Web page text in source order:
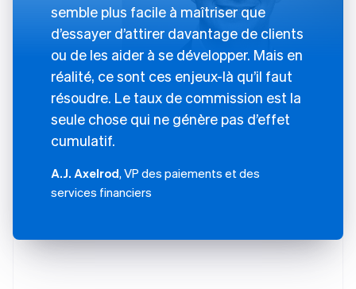
semble plus facile à maîtriser que
d’essayer d’attirer davantage de clients
ou de les aider à se développer. Mais en
réalité, ce sont ces enjeux-là qu’il faut
résoudre. Le taux de commission est la
seule chose qui ne génère pas d’effet
cumulatif.
A.J. Axelrod, VP des paiements et des
services financiers